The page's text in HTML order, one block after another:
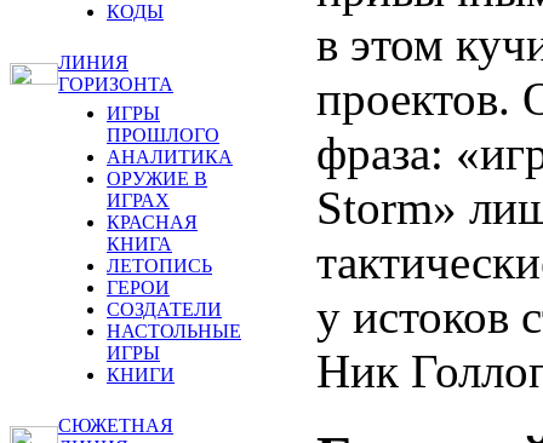
КОДЫ
ЛИНИЯ
ГОРИЗОНТА
ИГРЫ
ПРОШЛОГО
АНАЛИТИКА
ОРУЖИЕ В
ИГРАХ
КРАСНАЯ
КНИГА
ЛЕТОПИСЬ
ГЕРОИ
СОЗДАТЕЛИ
НАСТОЛЬНЫЕ
ИГРЫ
КНИГИ
СЮЖЕТНАЯ
в этом
проектов.
фраза:
Storm»
у истоков
Ник